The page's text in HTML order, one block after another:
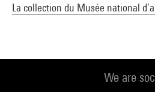
La collection du Musée national
We are